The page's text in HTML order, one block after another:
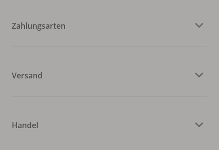
Zahlungsarten
Versand
Handel